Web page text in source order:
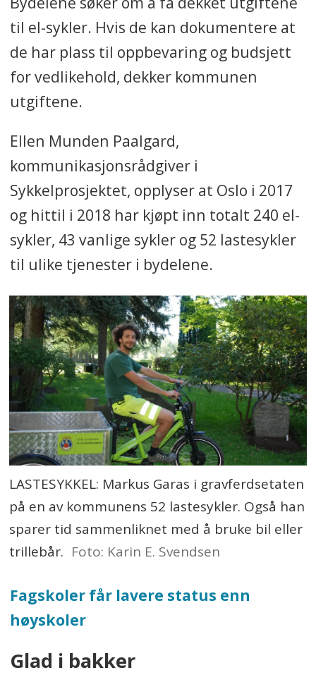
til el-sykler. Hvis de kan dokumentere at
de har plass til oppbevaring og budsjett
for vedlikehold, dekker kommunen
utgiftene.
Ellen Munden Paalgard,
kommunikasjonsrådgiver i
Sykkelprosjektet, opplyser at Oslo i 2017
og hittil i 2018 har kjøpt inn totalt 240 el-
sykler, 43 vanlige sykler og 52 lastesykler
til ulike tjenester i bydelene.
LASTESYKKEL: Markus Garas i gravferdsetaten
på en av kommunens 52 lastesykler. Også han
sparer tid sammenliknet med å bruke bil eller
trillebår. Foto: Karin E. Svendsen
Fagskoler får lavere status enn
høyskoler
Glad i bakker